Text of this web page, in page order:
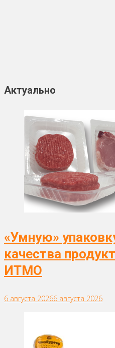
Актуально
«Умную»
качества
ИТМО
6 августа 20266 августа 2026